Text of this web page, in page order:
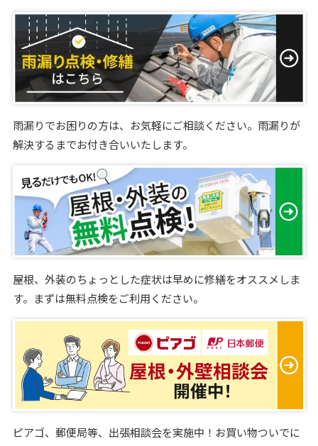
雨漏りでお困りの方は、お気軽にご相談ください。雨漏りが
解決するまでお付き合いいたします。
屋根、外装のちょっとした症状は早めに修繕をオススメしま
す。まずは無料点検をご利用ください。
ピアゴ、郵便局等、出張相談会を実施中！お買い物ついでに